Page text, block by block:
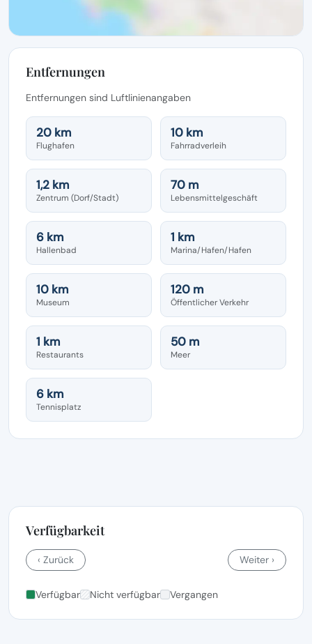
Entfernungen
Entfernungen sind Luftlinienangaben
20 km
Flughafen
10 km
Fahrradverleih
1,2 km
Zentrum (Dorf/Stadt)
70 m
Lebensmittelgeschäft
6 km
Hallenbad
1 km
Marina/Hafen/Hafen
10 km
Museum
120 m
Öffentlicher Verkehr
1 km
Restaurants
50 m
Meer
6 km
Tennisplatz
Verfügbarkeit
‹ Zurück Weiter ›
Verfügbar Nicht verfügbar Vergangen